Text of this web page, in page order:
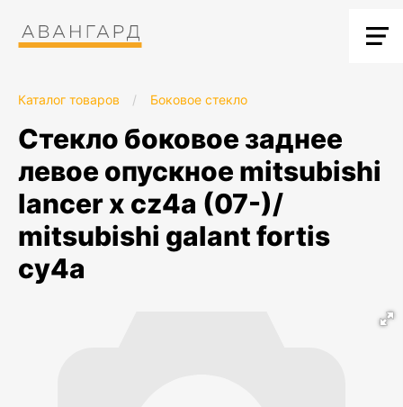
Каталог товаров / Боковое стекло
стекло боковое заднее
левое опускное mitsubishi
lancer x cz4a (07-)/
mitsubishi galant fortis
cy4a